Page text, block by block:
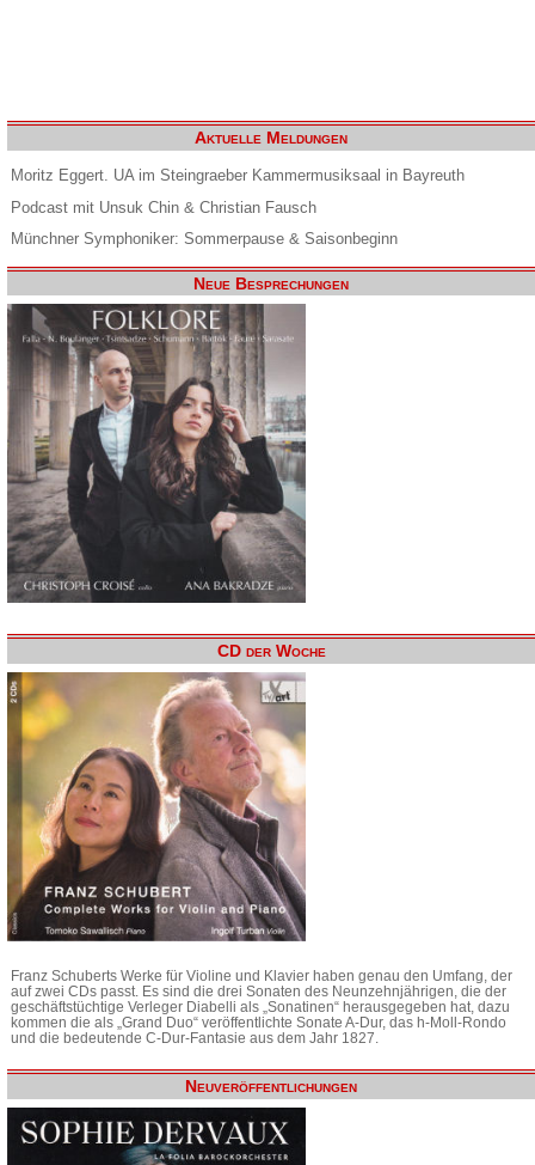
Aktuelle Meldungen
Moritz Eggert. UA im Steingraeber Kammermusiksaal in Bayreuth
Podcast mit Unsuk Chin & Christian Fausch
Münchner Symphoniker: Sommerpause & Saisonbeginn
Neue Besprechungen
CD der Woche
Franz Schuberts Werke für Violine und Klavier haben genau den Umfang, der
auf zwei CDs passt. Es sind die drei Sonaten des Neunzehnjährigen, die der
geschäftstüchtige Verleger Diabelli als „Sonatinen“ herausgegeben hat, dazu
kommen die als „Grand Duo“ veröffentlichte Sonate A-Dur, das h-Moll-Rondo
und die bedeutende C-Dur-Fantasie aus dem Jahr 1827.
Neuveröffentlichungen